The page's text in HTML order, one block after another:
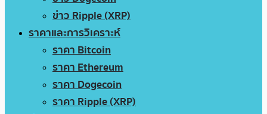
ข่าว Ripple (XRP)
ราคาและการวิเคราะห์
ราคา Bitcoin
ราคา Ethereum
ราคา Dogecoin
ราคา Ripple (XRP)